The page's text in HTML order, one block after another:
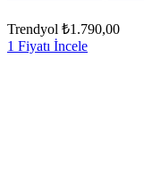
Trendyol ₺1.790,00
1 Fiyatı İncele